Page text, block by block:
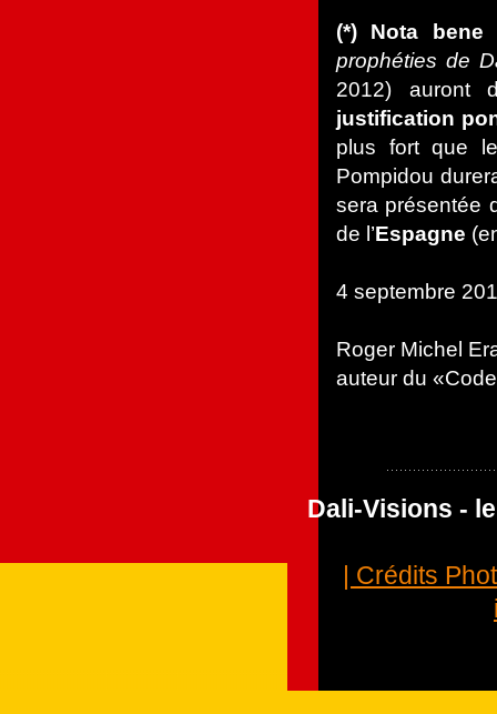
(*) Nota bene
prophéties de
2012) auront
justification
plus fort que
Pompidou
sera présentée
de l’Espagne
4 septembre
Roger Michel
auteur du
Dali-Visions -
| Crédits